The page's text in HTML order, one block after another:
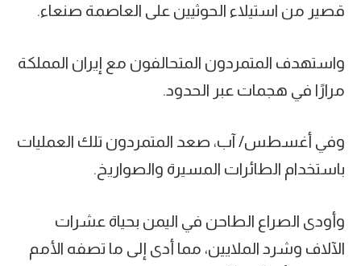
قصير من استيلاء الحوثيين على العاصمة صنعاء.
واستهدف المتمردون المتحالفون مع إيران المملكة
مرارًا في هجمات عبر الحدود.
وفي أغسطس/ آب، صعد المتمردون تلك العمليات
باستخدام الطائرات المسيرة والصواريخ.
وأودى الصراع الطاحن في اليمن بحياة عشرات
الآلاف وشرد الملايين، مما أدى إلى ما تصفه الأمم